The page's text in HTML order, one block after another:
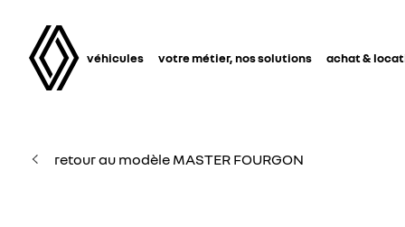
véhicules votre métier, nos solutions achat &
retour au modèle MASTER FOURGON